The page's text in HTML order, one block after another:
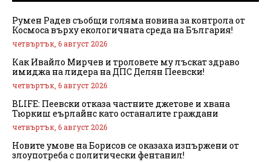
Румен Радев съобщи голяма новина за контрола от
Космоса върху екологичната среда на България!
четвъртък, 6 август 2026
Как Ивайло Мирчев и троловете му лъскат здраво
имиджа на лидера на ДПС Делян Пеевски!
четвъртък, 6 август 2026
BLIFE: Пеевски отказа частните джетове и хвана
Тюркиш еърлайнс като останалите граждани
четвъртък, 6 август 2026
Новите умове на Борисов се оказаха изпържени от
злоупотреба с политически фентанил!